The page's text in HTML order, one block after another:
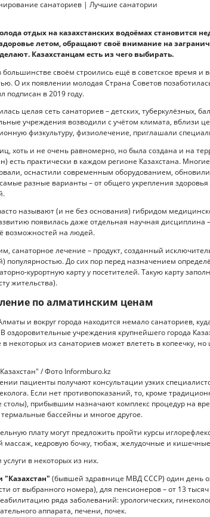
отдых на казахстанских водоёмах становится
летом, обращают своё внимание на
Казахстанцам есть из чего выбирать.
своём строились ещё в советское время и
О их появлении молодая Страна Советов
подписан в 2019 году.
целая сеть санаториев – детских, туберкулёзных,
учреждения возводили с учётом климата, вблизи
физкультуру, физиолечение, приглашали
хоть и не очень равномерно, но была создана и на
есть практически в каждом регионе Казахстана.
оснастили современным оборудованием,
разные варианты – от общего укрепления
называют (и не без основания) гибридом
появилась даже отдельная научная дисциплина
возможностей на людей.
санаторное лечение – продукт, созданный
популярностью. До сих пор перед назначением
курортную карту у посетителей. Такую карту
жительства).
по алматинским ценам
и вокруг города находится немало санаториев,
оздоровительные учреждения крупнейшего города
некоторых из санаториев может влететь в копеечку,
/ Фото Informburo.kz
пациенты получают консультации узких
Если нет противопоказаний, то, кроме
столы), прибывшим назначают комплекс процедур на
бассейны и многое другое.
плату могут предложить пройти курсы
кедровую бочку, тюбаж, желудочные и
в некоторых из них.
"Казахстан" (бывшей здравнице МВД СССР) один день
от выбранного номера), для пенсионеров – от 13 тысяч
ряда заболеваний: урологических,
аппарата, печени, почек.